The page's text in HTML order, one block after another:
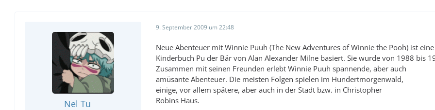
Nel Tu
9. September 2009 um 22:48
Neue Abenteuer mit Winnie Puuh (The New Adventures of Winnie the Pooh) ist
Kinderbuch Pu der Bär von Alan Alexander Milne basiert. Sie wurde von 1988 bis
Zusammen mit seinen Freunden erlebt Winnie Puuh spannende, aber auch
amüsante Abenteuer. Die meisten Folgen spielen im Hundertmorgenwald,
einige, vor allem spätere, aber auch in der Stadt bzw. in Christopher
Robins Haus.